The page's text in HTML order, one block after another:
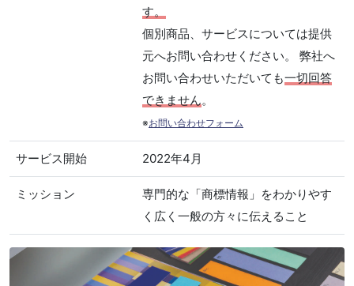
す。
個別商品、サービスについては提供
元へお問い合わせください。 弊社へ
お問い合わせいただいても一切回答
できません。
※お問い合わせフォーム
サービス開始 2022年4月
ミッション
専門的な「商標情報」をわかりやす
く広く一般の方々に伝えること